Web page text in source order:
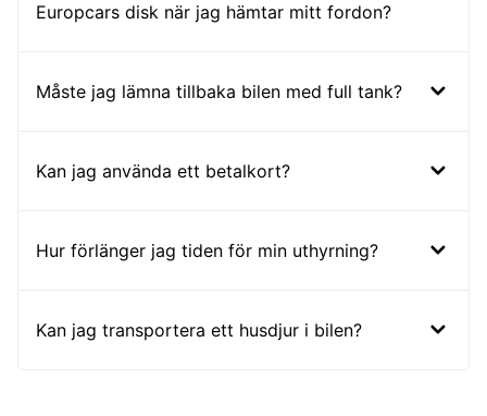
Europcars disk när jag hämtar mitt fordon?
Måste jag lämna tillbaka bilen med full tank?
Kan jag använda ett betalkort?
Hur förlänger jag tiden för min uthyrning?
Kan jag transportera ett husdjur i bilen?